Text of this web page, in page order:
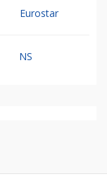
Eurostar
NS